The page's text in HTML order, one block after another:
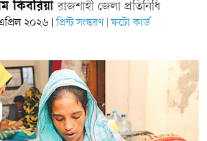
কিবরিয়ারাজশাহী জেলা প্রতিনিধি
২০২৬ প্রিন্ট সংস্করণ ফটো কার্ড